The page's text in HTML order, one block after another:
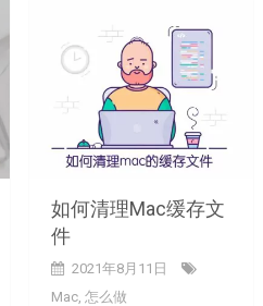
如何清理Mac缓存文
件
2021年8月11日
Mac, 怎么做